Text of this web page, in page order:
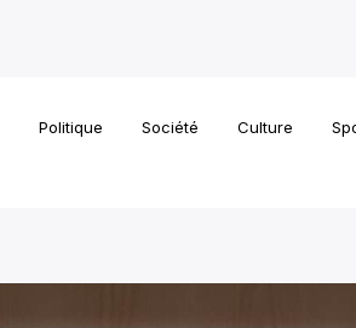
Politique Société Culture